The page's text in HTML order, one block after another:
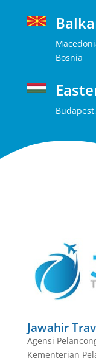
Bosnia
Jawahir
Agensi
Kementerian